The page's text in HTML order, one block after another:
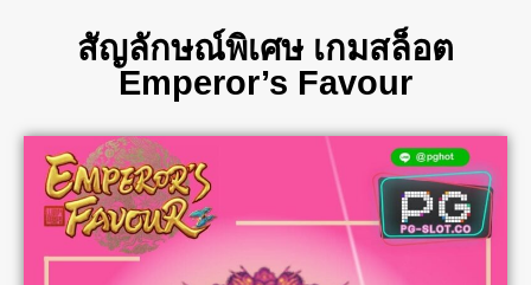
สัญลักษณ์พิเศษ เกมสล็อต
Emperor’s Favour